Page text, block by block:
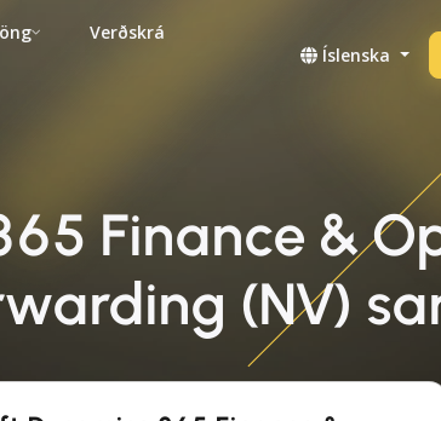
Verðskrá
Íslenska
Finance &
(NV)